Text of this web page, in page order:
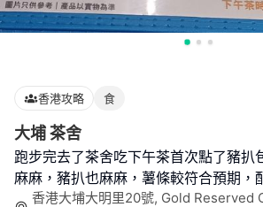
香港攻略 食
大埔 茶舍
跑步完去了茶舍吃下午茶首次點了豬扒
麻麻，豬扒也麻麻，薯條較符合預期，
香港大埔大明里20號, Gold Reserved